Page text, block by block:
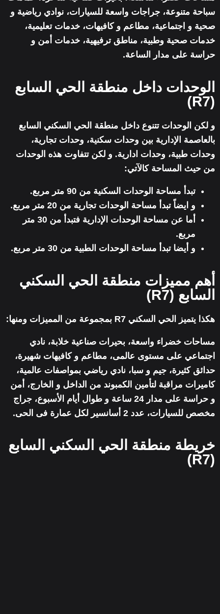
سباحة متنوعة، جراجات واسعة للسيارات، نوادي رياضية و
صحية و اجتماعية، مطاعم و كافيهات، خدمات تعليمية،
خدمات صحية وطبية، مناطق ترفيهية، خدمات أمن و
حراسة على مدار الساعة.
الوحدات داخل منطقة الحي السابع
(R7)
و لكن الوحدات تتنوع داخل منطقة الحي السكني السابع
بالعاصمة الإدارية بين وحدات سكنية، وحدات تجارية،
وحدات طبية، وحدات ادارية. و لكن تتفاوت هذه الوحدات
من حيث المساحة كالآتي:
تبدأ مساحة الوحدات السكنية من 90 متر مربع.
و ايضاً تبدأ مساحة الوحدات تجارية من 20 متر مربع.
أما عن مساحة الوحدات الإدارية فتبدأ من 30 متر
مربع.
و أيضا تبدأ مساحة الوحدات الطبية من 30 متر مربع.
أهم مميزات منطقة الحي السكني
السابع (R7)
هكذا يتميز الحي السكني R7 بمجموعة من المميزات ومنها:
مساحات خضراء واسعة، بحيرات صناعية خلابة، نادي
اجتماعي على مستوى عالمى، مطاعم و كافيهات شهيرة،
حدائق كثيرة، جيم و سبا، نادي رياضي بمواصفات عالمية،
كاميرات مراقبة لتأمين الكمبوند من الداخل و الخارج، أمن
و حراسة على مدار 24 ساعة و طوال أيام الأسبوع، جراج
مخصص للسيارات، عدد 2 أسانسير لكل عمارة فى الحى.
خريطة منطقة الحي السكني السابع
(R7)